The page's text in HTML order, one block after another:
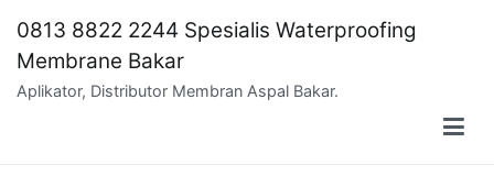
content
0813 8822 2244 Spesialis Waterproofing
Membrane Bakar
Aplikator, Distributor Membran Aspal Bakar.